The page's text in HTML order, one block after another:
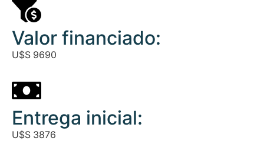
Valor financiado:
U$S 9690
Entrega inicial:
U$S 3876